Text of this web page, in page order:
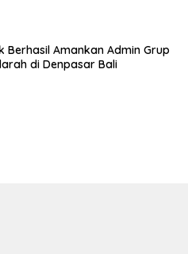
Berhasil Amankan Admin Grup
di Denpasar Bali